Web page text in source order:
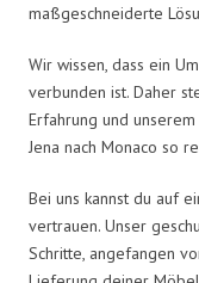
maßgeschneiderte
Wir wissen, dass ein
verbunden ist. Daher
Erfahrung und
Jena nach Monaco so
Bei uns kannst du auf
vertrauen. Unser
Schritte, angefangen